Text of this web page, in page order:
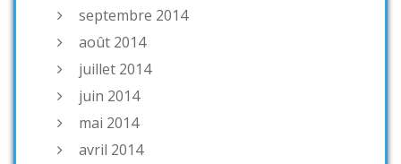
septembre 2014
août 2014
juillet 2014
juin 2014
mai 2014
avril 2014